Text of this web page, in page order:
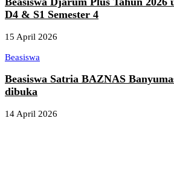
D4 & S1 Semester 4
15 April 2026
Beasiswa
Beasiswa Satria BAZNAS
dibuka
14 April 2026